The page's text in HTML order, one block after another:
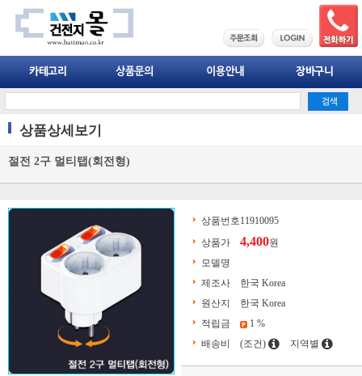
상품상세보기
절전 2구 멀티탭(회전형)
상품번호11910095
상품가
4,400원
모델명
제조사
한국 Korea
원산지
한국 Korea
적립금
1 %
배송비
(조건) 지역별